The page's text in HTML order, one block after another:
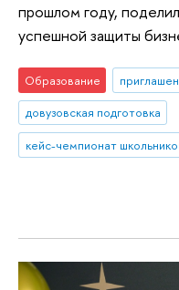
прошлом году,
успешной защиты
Образование
довузовская подготовка